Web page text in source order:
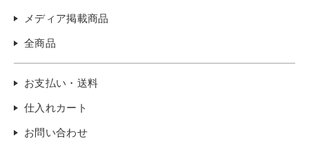
メディア掲載商品
全商品
お支払い・送料
仕入れカート
お問い合わせ